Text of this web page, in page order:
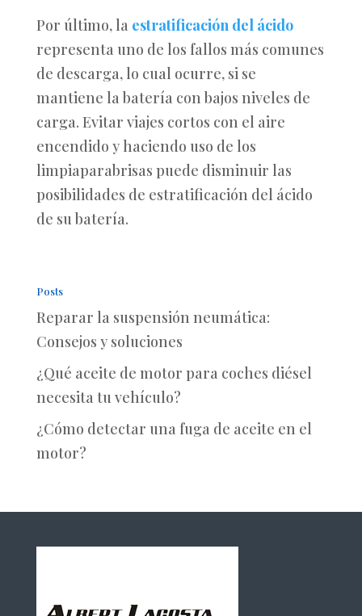
Por último, la estratificación del ácido
representa uno de los fallos más comunes
de descarga, lo cual ocurre, si se
mantiene la batería con bajos niveles de
carga. Evitar viajes cortos con el aire
encendido y haciendo uso de los
limpiaparabrisas puede disminuir las
posibilidades de estratificación del ácido
de su batería.
Posts
Reparar la suspensión neumática:
Consejos y soluciones
¿Qué aceite de motor para coches diésel
necesita tu vehículo?
¿Cómo detectar una fuga de aceite en el
motor?